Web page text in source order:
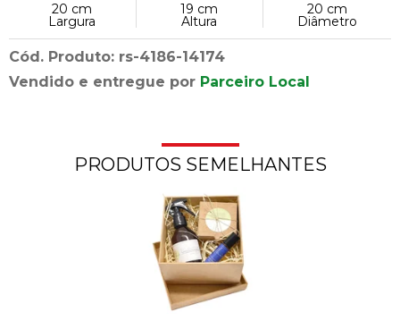
20 cm
Largura
19 cm
Altura
20 cm
Diâmetro
Cód. Produto: rs-4186-14174
Vendido e entregue por Parceiro Local
PRODUTOS SEMELHANTES